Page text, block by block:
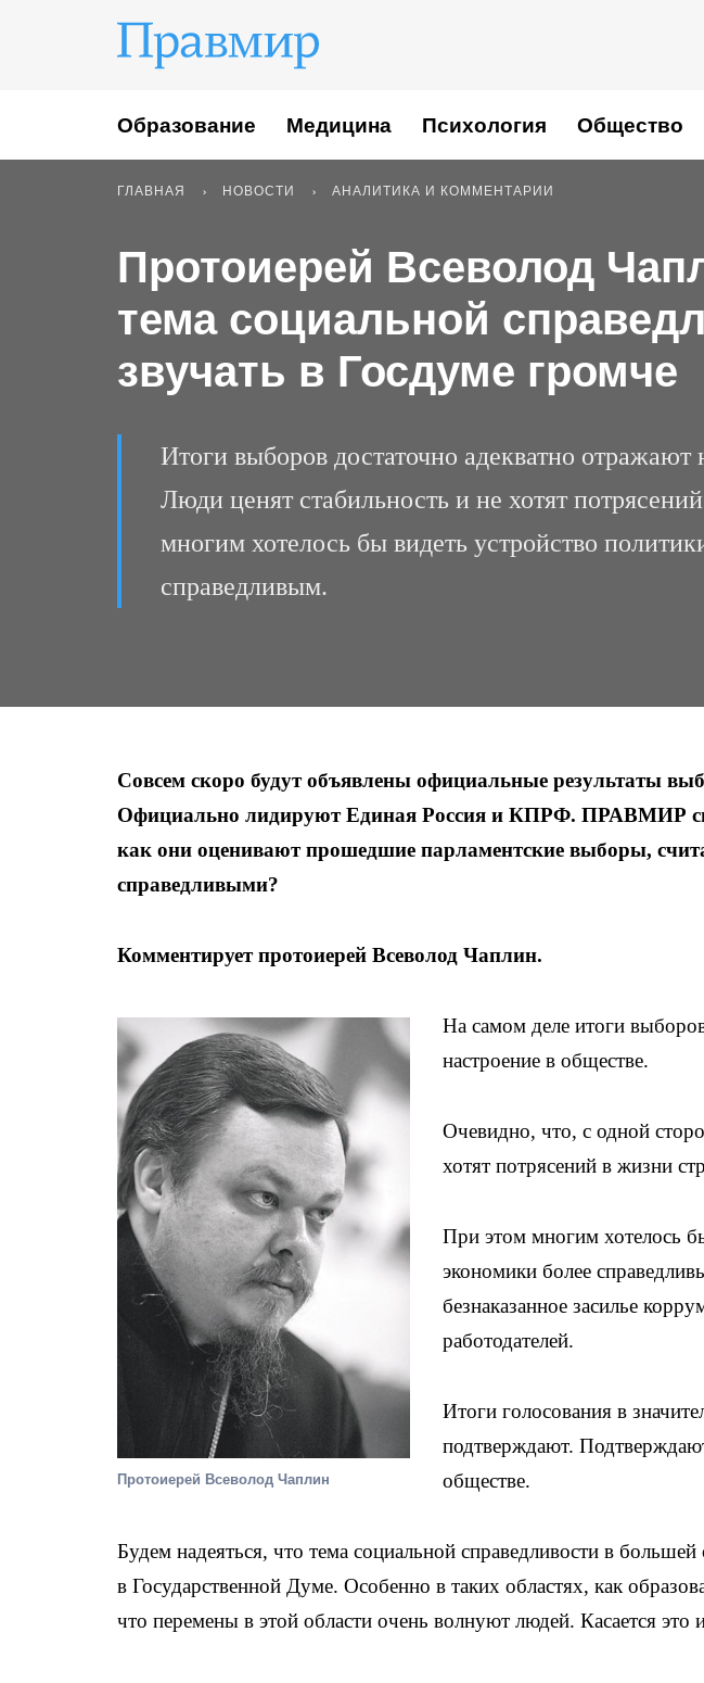
Образование Медицина Психология Общество
ГЛАВНАЯ НОВОСТИ АНАЛИТИКА И КОММЕНТАРИИ
Протоиерей Всеволод
тема социальной
звучать в Госдуме громче
Итоги выборов достаточно адекватно отражают
Люди ценят стабильность и не хотят
многим хотелось бы видеть устройство
справедливым.
Совсем скоро будут объявлены официальные результаты
Официально лидируют Единая Россия и КПРФ. ПРАВМИР
как они оценивают прошедшие парламентские выборы,
справедливыми?
Комментирует протоиерей Всеволод Чаплин.
Протоиерей Всеволод Чаплин
На самом деле итоги
настроение в обществе.
Очевидно, что, с одной
хотят потрясений в жизни
При этом многим хотелось
экономики более
безнаказанное засилье
работодателей.
Итоги голосования в
подтверждают.
обществе.
Будем надеяться, что тема социальной справедливости в
в Государственной Думе. Особенно в таких областях, как
что перемены в этой области очень волнуют людей. Касается это